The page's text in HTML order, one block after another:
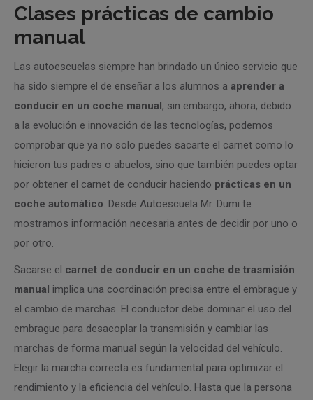
Clases prácticas de cambio
manual
Las autoescuelas siempre han brindado un único servicio que
ha sido siempre el de enseñar a los alumnos a aprender a
conducir en un coche manual, sin embargo, ahora, debido
a la evolución e innovación de las tecnologías, podemos
comprobar que ya no solo puedes sacarte el carnet como lo
hicieron tus padres o abuelos, sino que también puedes optar
por obtener el carnet de conducir haciendo prácticas en un
coche automático. Desde Autoescuela Mr. Dumi te
mostramos información necesaria antes de decidir por uno o
por otro.
Sacarse el carnet de conducir en un coche de trasmisión
manual implica una coordinación precisa entre el embrague y
el cambio de marchas. El conductor debe dominar el uso del
embrague para desacoplar la transmisión y cambiar las
marchas de forma manual según la velocidad del vehículo.
Elegir la marcha correcta es fundamental para optimizar el
rendimiento y la eficiencia del vehículo. Hasta que la persona